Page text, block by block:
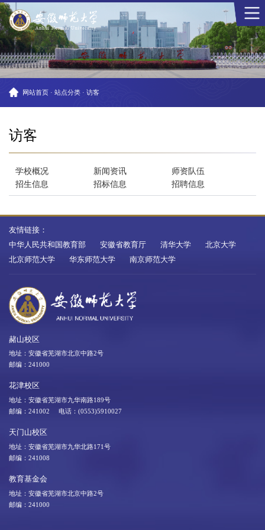
网站首页 · 站点分类 · 访客
访客
学校概况 新闻资讯
师资队伍
招生信息
招标信息 招聘信息
友情链接：
中华人民共和国教育部
安徽省教育厅 清华大学
北京大学
北京师范大学
华东师范大学 南京师范大学
赭山校区
地址：安徽省芜湖市北京中路2号
邮编：241000
花津校区
地址：安徽省芜湖市九华南路189号
邮编：241002 电话：(0553)5910027
天门山校区
地址：安徽省芜湖市九华北路171号
邮编：241008
教育基金会
地址：安徽省芜湖市北京中路2号
邮编：241000